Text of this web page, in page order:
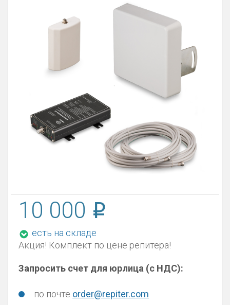
10 000
есть на складе
Акция! Комплект по цене репитера!
Запросить счет для юрлица (с НДС):
по почте order@repiter.com